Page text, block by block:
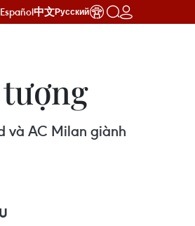
Español中文Русский
và AC Milan giành